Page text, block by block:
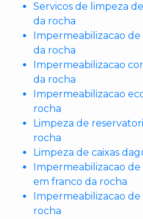
Servicos de limpeza
da rocha
Impermeabilizacao
da rocha
Impermeabilizacao
da rocha
Impermeabilizacao
rocha
Limpeza de
rocha
Limpeza de caixas
Impermeabilizacao
em franco da rocha
Impermeabilizacao de
rocha